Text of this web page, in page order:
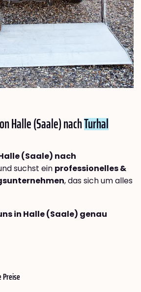
Halle (Saale) nachTurhal
(Saale) nach
suchst ein professionelles &
, das sich um alles
in Halle (Saale) genau